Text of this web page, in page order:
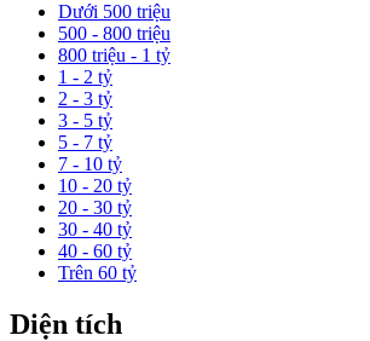
Dưới 500 triệu
500 - 800 triệu
800 triệu - 1 tỷ
1 - 2 tỷ
2 - 3 tỷ
3 - 5 tỷ
5 - 7 tỷ
7 - 10 tỷ
10 - 20 tỷ
20 - 30 tỷ
30 - 40 tỷ
40 - 60 tỷ
Trên 60 tỷ
Diện tích